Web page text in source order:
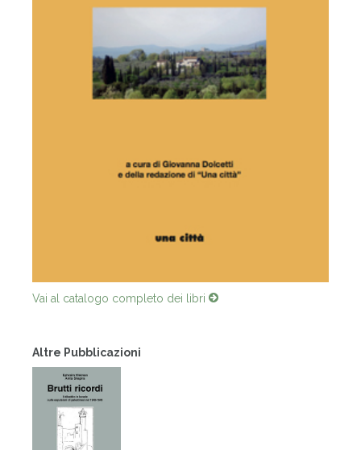
Vai al catalogo completo dei libri
Altre Pubblicazioni